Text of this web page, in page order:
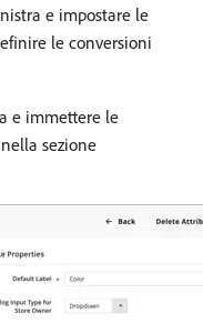
e impostare le
le conversioni
e immettere le
sezione